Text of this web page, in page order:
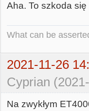
Aha. To szkoda
What can be
2021-11-26
Cyprian
Na zwykłym